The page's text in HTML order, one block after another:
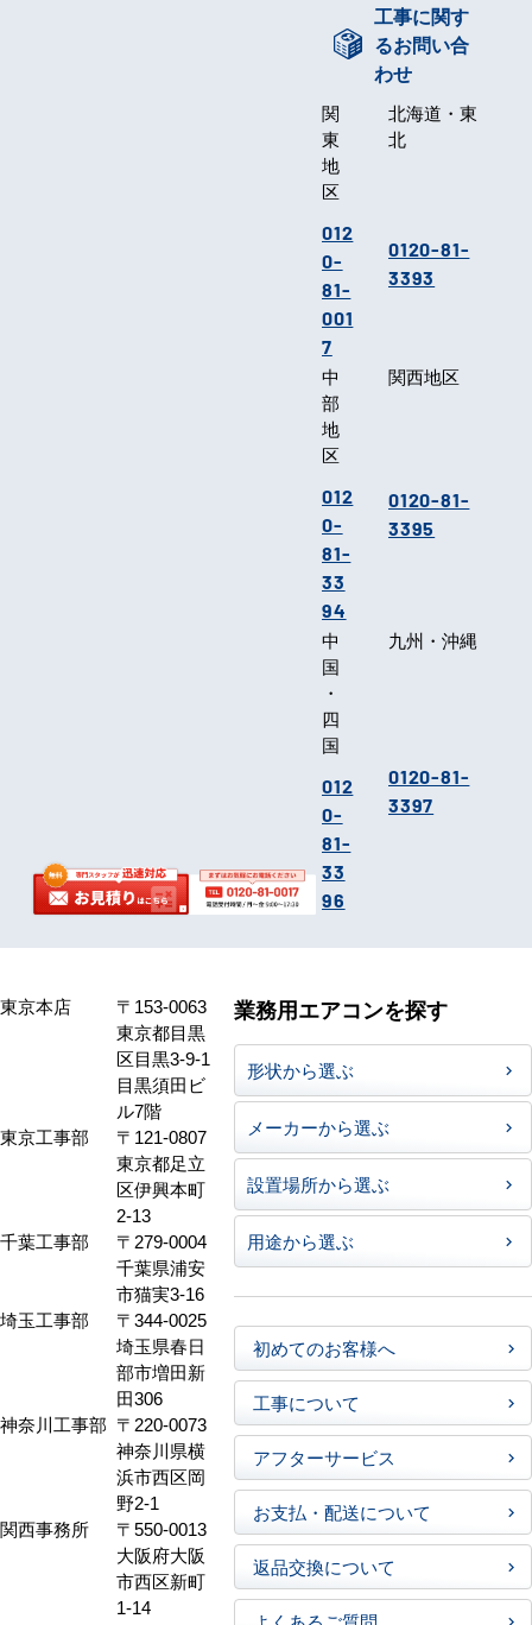
工事に関す
るお問い合
わせ
関
東
地
区
012
0-
81-
001
7
北海道・東
北
0120-81-
3393
中
部
地
区
012
0-
81-
33
94
関西地区
0120-81-
3395
中
国
・
四
国
012
0-
81-
33
96
九州・沖縄
0120-81-
3397
東京本店
〒153-0063
東京都目黒
区目黒3-9-1
目黒須田ビ
ル7階
東京工事部
〒121-0807
東京都足立
区伊興本町
2-13
千葉工事部
〒279-0004
千葉県浦安
市猫実3-16
埼玉工事部
〒344-0025
埼玉県春日
部市増田新
田306
神奈川工事部 〒220-0073
神奈川県横
浜市西区岡
野2-1
関西事務所
〒550-0013
大阪府大阪
市西区新町
1-14
業務用エアコンを探す
形状から選ぶ
メーカーから選ぶ
設置場所から選ぶ
用途から選ぶ
初めてのお客様へ
工事について
アフターサービス
お支払・配送について
返品交換について